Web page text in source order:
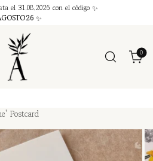
el 31.08.2026 con el código ✨
✨
0
Postcard